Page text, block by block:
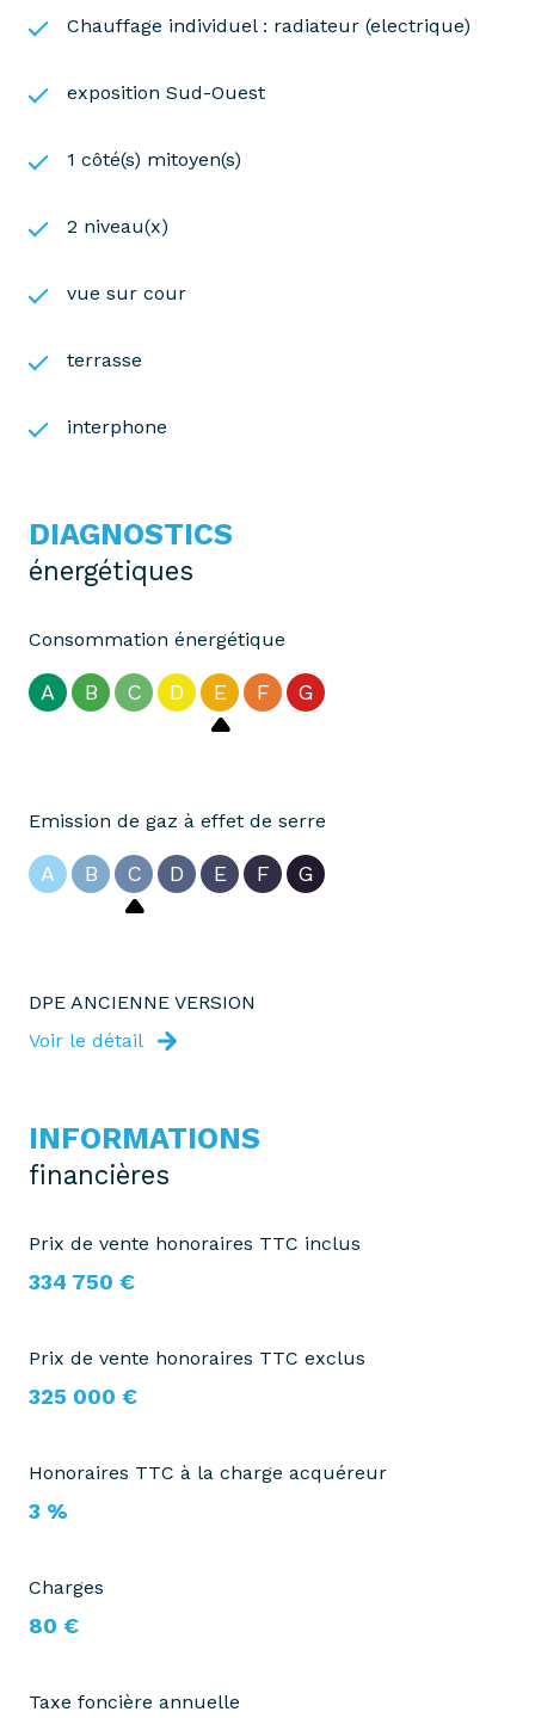
Chauffage individuel : radiateur (electrique)
exposition Sud-Ouest
1 côté(s) mitoyen(s)
2 niveau(x)
vue sur cour
terrasse
interphone
DIAGNOSTICS
énergétiques
Consommation énergétique
A B C D E F G
Emission de gaz à effet de serre
A B C D E F G
DPE ANCIENNE VERSION
Voir le détail
INFORMATIONS
financières
Prix de vente honoraires TTC inclus
334 750 €
Prix de vente honoraires TTC exclus
325 000 €
Honoraires TTC à la charge acquéreur
3 %
Charges
80 €
Taxe foncière annuelle